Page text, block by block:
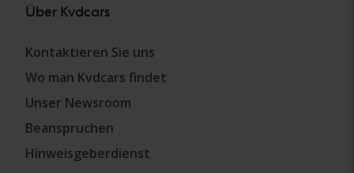
Über Kvdcars
Kontaktieren Sie uns
Wo man Kvdcars findet
Unser Newsroom
Beanspruchen
Hinweisgeberdienst